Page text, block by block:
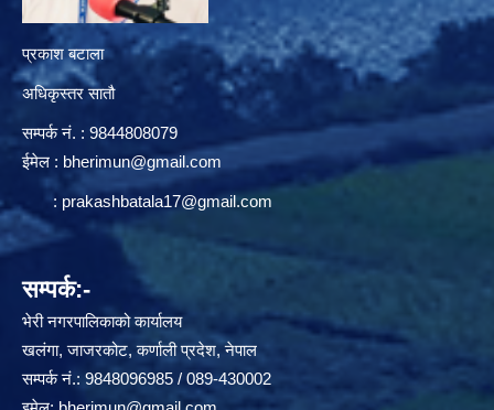
प्रकाश बटाला
अधिकृस्तर सातौ
सम्पर्क न‌ं. : 9844808079
ईमेल : bherimun@gmail.com
: prakashbatala17@gmail.com
सम्पर्क:-
भेरी नगरपालिकाको कार्यालय
खलंगा, जाजरकोट, कर्णाली प्रदेश, नेपाल
सम्पर्क नं.: 9848096985 / 089-430002